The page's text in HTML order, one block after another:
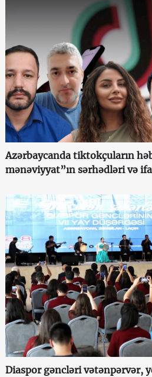
Azərbaycanda tiktokçuların
mənəviyyat”ın sərhədləri və
Diaspor gəncləri vətənpərvər,